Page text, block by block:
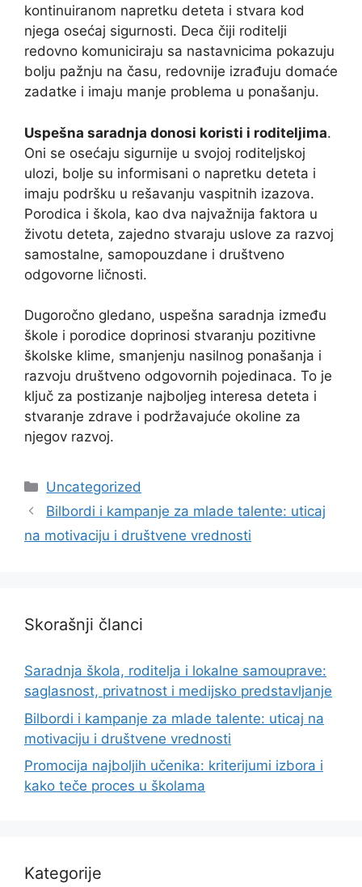
kontinuiranom napretku deteta i stvara kod
njega osećaj sigurnosti. Deca čiji roditelji
redovno komuniciraju sa nastavnicima pokazuju
bolju pažnju na času, redovnije izrađuju domaće
zadatke i imaju manje problema u ponašanju.
Uspešna saradnja donosi koristi i roditeljima.
Oni se osećaju sigurnije u svojoj roditeljskoj
ulozi, bolje su informisani o napretku deteta i
imaju podršku u rešavanju vaspitnih izazova.
Porodica i škola, kao dva najvažnija faktora u
životu deteta, zajedno stvaraju uslove za razvoj
samostalne, samopouzdane i društveno
odgovorne ličnosti.
Dugoročno gledano, uspešna saradnja između
škole i porodice doprinosi stvaranju pozitivne
školske klime, smanjenju nasilnog ponašanja i
razvoju društveno odgovornih pojedinaca. To je
ključ za postizanje najboljeg interesa deteta i
stvaranje zdrave i podržavajuće okoline za
njegov razvoj.
Categories
Uncategorized
Bilbordi i kampanje za mlade talente: uticaj
na motivaciju i društvene vrednosti
Skorašnji članci
Saradnja škola, roditelja i lokalne samouprave:
saglasnost, privatnost i medijsko predstavljanje
Bilbordi i kampanje za mlade talente: uticaj na
motivaciju i društvene vrednosti
Promocija najboljih učenika: kriterijumi izbora i
kako teče proces u školama
Kategorije